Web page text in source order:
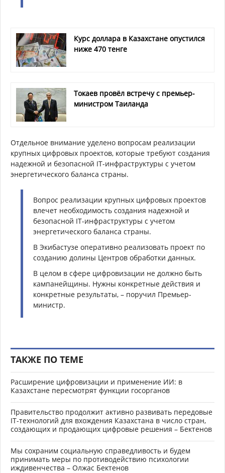
Курс доллара в Казахстане опустился
ниже 470 тенге
Токаев провёл встречу с премьер-
министром Таиланда
Отдельное внимание уделено вопросам реализации
крупных цифровых проектов, которые требуют создания
надежной и безопасной IT-инфраструктуры с учетом
энергетического баланса страны.
Вопрос реализации крупных цифровых проектов
влечет необходимость создания надежной и
безопасной IT-инфраструктуры с учетом
энергетического баланса страны.
В Экибастузе оперативно реализовать проект по
созданию долины Центров обработки данных.
В целом в сфере цифровизации не должно быть
кампанейщины. Нужны конкретные действия и
конкретные результаты, – поручил Премьер-
министр.
ТАКЖЕ ПО ТЕМЕ
Расширение цифровизации и применение ИИ: в
Казахстане пересмотрят функции госорганов
Правительство продолжит активно развивать передовые
IT-технологий для вхождения Казахстана в число стран,
создающих и продающих цифровые решения – Бектенов
Мы сохраним социальную справедливость и будем
принимать меры по противодействию психологии
иждивенчества – Олжас Бектенов